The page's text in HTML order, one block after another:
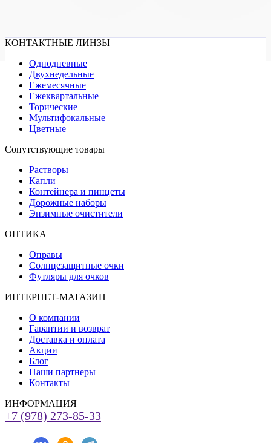
КОНТАКТНЫЕ ЛИНЗЫ
Однодневные
Двухнедельные
Ежемесячные
Ежеквартальные
Торические
Мультифокальные
Цветные
Сопутствующие товары
Растворы
Капли
Контейнера и пинцеты
Дорожные наборы
Энзимные очистители
ОПТИКА
Оправы
Солнцезащитные очки
Футляры для очков
ИНТЕРНЕТ-МАГАЗИН
О компании
Гарантии и возврат
Доставка и оплата
Акции
Блог
Наши партнеры
Контакты
ИНФОРМАЦИЯ
+7 (978) 273-85-33